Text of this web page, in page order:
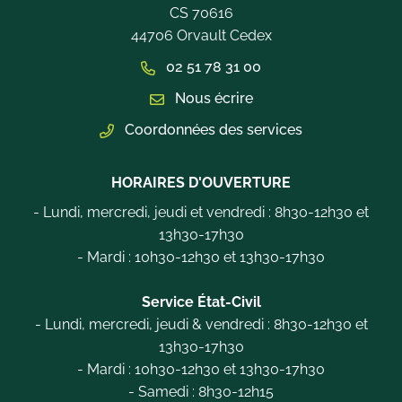
CS 70616
44706 Orvault Cedex
02 51 78 31 00
Nous écrire
Coordonnées des services
HORAIRES D'OUVERTURE
- Lundi, mercredi, jeudi et vendredi : 8h30-12h30 et
13h30-17h30
- Mardi : 10h30-12h30 et 13h30-17h30
Service État-Civil
- Lundi, mercredi, jeudi & vendredi : 8h30-12h30 et
13h30-17h30
- Mardi : 10h30-12h30 et 13h30-17h30
- Samedi : 8h30-12h15